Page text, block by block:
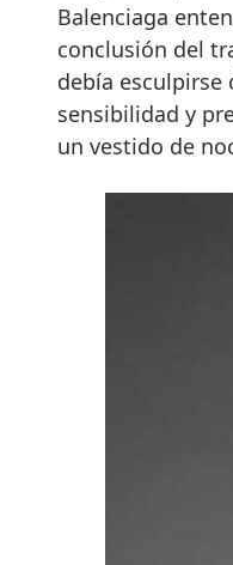
Balenciaga
conclusión del
debía esculpirse
sensibilidad y
un vestido de